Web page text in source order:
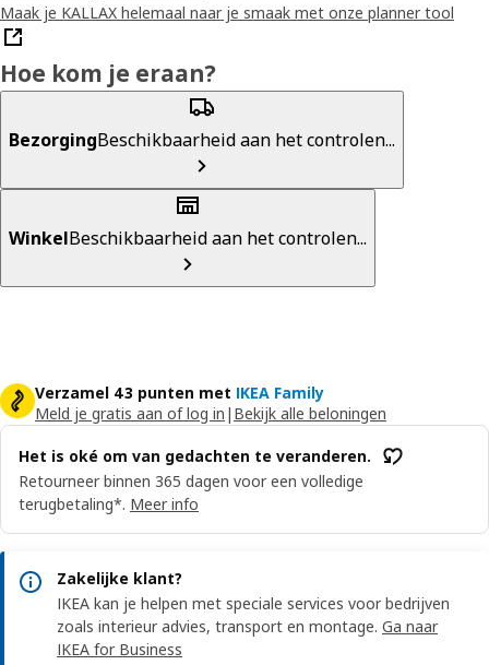
Maak je KALLAX helemaal naar je smaak met onze planner tool
Hoe kom je eraan?
BezorgingBeschikbaarheid aan het controlen...
WinkelBeschikbaarheid aan het controlen...
Verzamel 43 punten met IKEA Family
Meld je gratis aan of log in | Bekijk alle beloningen
Het is oké om van gedachten te veranderen.
Retourneer binnen 365 dagen voor een volledige
terugbetaling*. Meer info
Zakelijke klant?
IKEA kan je helpen met speciale services voor bedrijven
zoals interieur advies, transport en montage. Ga naar
IKEA for Business